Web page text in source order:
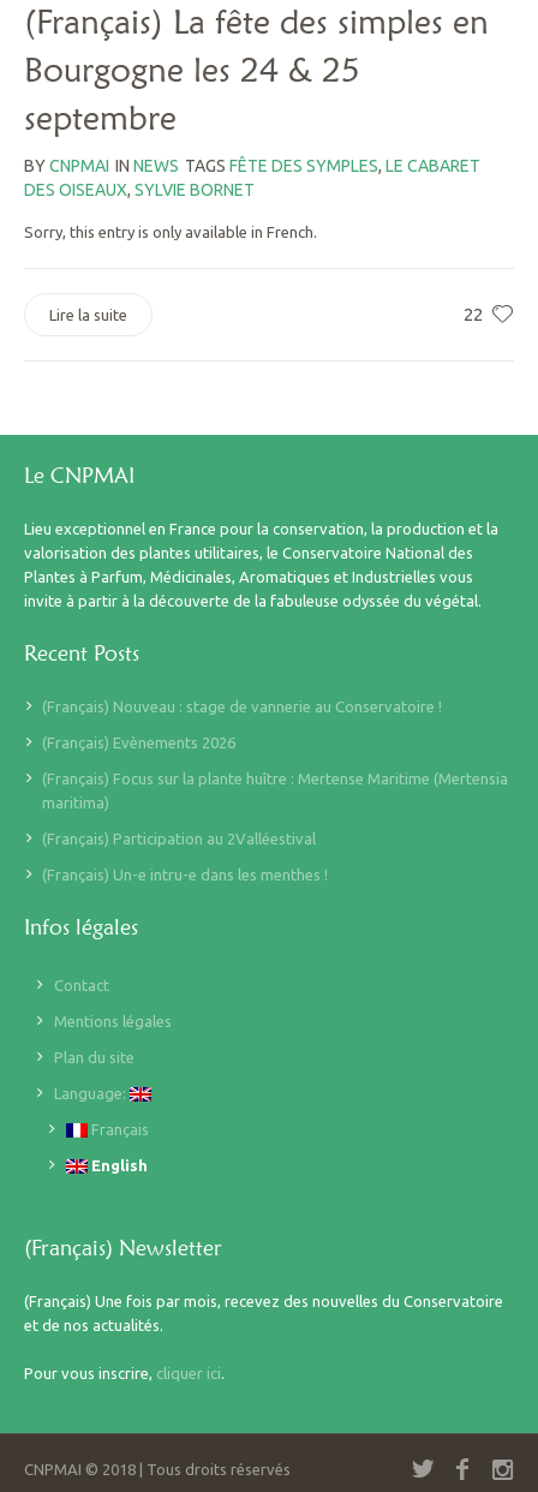
(Français) La fête des simples en
Bourgogne les 24 & 25
septembre
BYCNPMAI IN NEWS TAGS FÊTE DES SYMPLES, LE CABARET
DES OISEAUX, SYLVIE BORNET
Sorry, this entry is only available in French.
22
Lire la suite
Le CNPMAI
Lieu exceptionnel en France pour la conservation, la production et la
valorisation des plantes utilitaires, le Conservatoire National des
Plantes à Parfum, Médicinales, Aromatiques et Industrielles vous
invite à partir à la découverte de la fabuleuse odyssée du végétal.
Recent Posts
(Français) Nouveau : stage de vannerie au Conservatoire !
(Français) Evènements 2026
(Français) Focus sur la plante huître : Mertense Maritime (Mertensia
maritima)
(Français) Participation au 2Valléestival
(Français) Un-e intru-e dans les menthes !
Infos légales
Contact
Mentions légales
Plan du site
Language:
Français
English
(Français) Newsletter
(Français) Une fois par mois, recevez des nouvelles du Conservatoire
et de nos actualités.
Pour vous inscrire, cliquer ici
CNPMAI © 2018 | Tous droits réservés